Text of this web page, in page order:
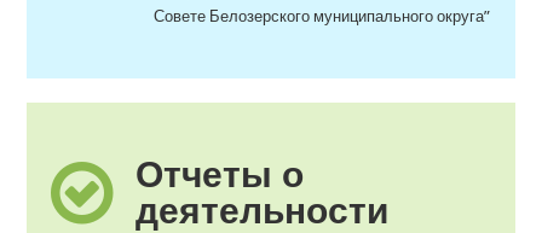
Совете Белозерского муниципального округа”
Отчеты о
деятельности